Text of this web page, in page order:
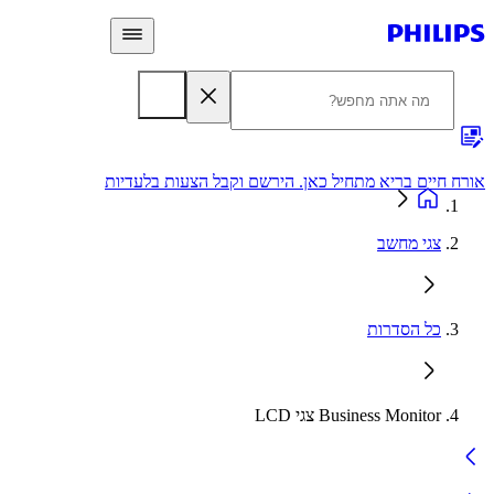
חיים בריא מתחיל כאן. הירשם וקבל הצעות בלעדיות
צגי מחשב
כל הסדרות
Business Monitor צגי LCD